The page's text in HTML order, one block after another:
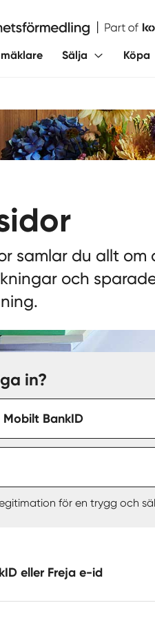
Sälja Köpa
samlar du allt om
och
in?
Mobilt BankID
för en trygg och
eller Freja e-id